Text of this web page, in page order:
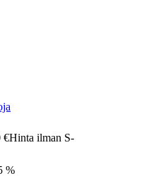
€Hinta ilman S-
%